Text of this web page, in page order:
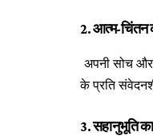
2. आत्म-चिंतन
अपनी सोच
के प्रति
3. सहानुभूति